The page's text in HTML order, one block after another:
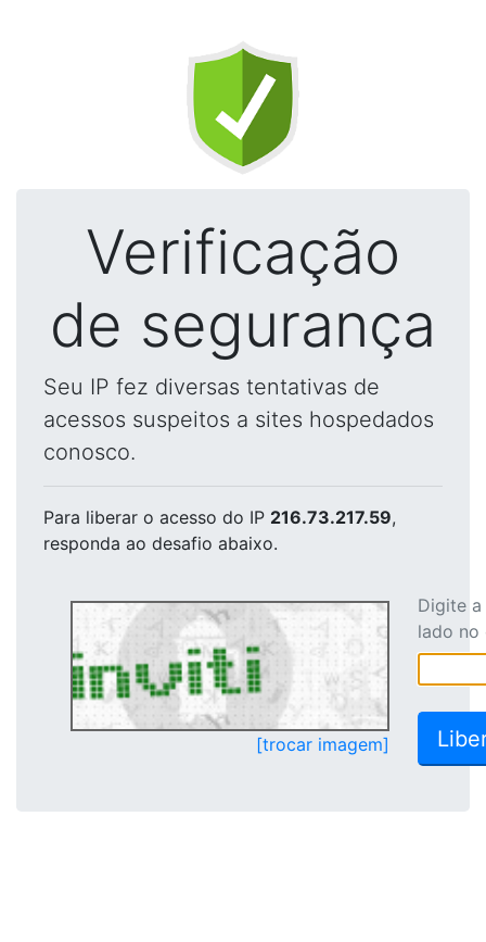
Verificação
de segurança
Seu IP fez diversas tentativas de
acessos suspeitos a sites hospedados
conosco.
Para liberar o acesso do IP 216.73.217.59,
responda ao desafio abaixo.
[trocar imagem]
Digite
lado no